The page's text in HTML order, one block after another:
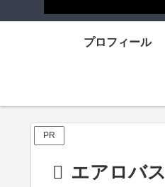
プロフィール
PR
エアロバス